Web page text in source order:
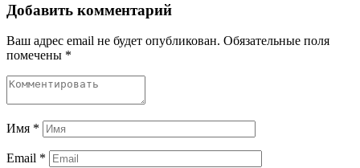
Добавить комментарий
Ваш адрес email не будет опубликован. Обязательные поля
помечены *
Имя *
Email *